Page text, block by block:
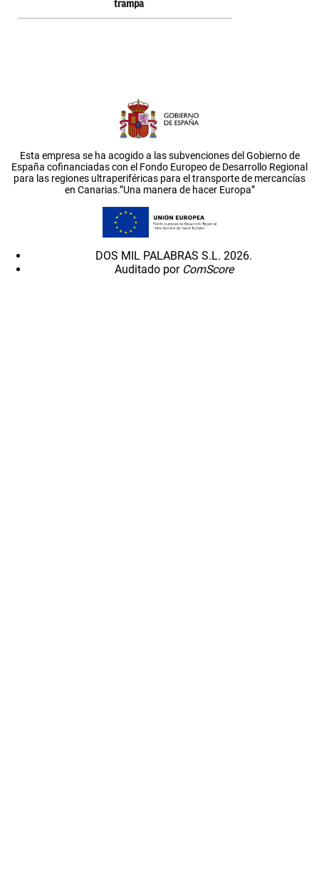
trampa
Esta empresa se ha acogido a las subvenciones del Gobierno de
España cofinanciadas con el Fondo Europeo de Desarrollo Regional
para las regiones ultraperiféricas para el transporte de mercancías
en Canarias.”Una manera de hacer Europa”
DOS MIL PALABRAS S.L. 2026.
Auditado por ComScore